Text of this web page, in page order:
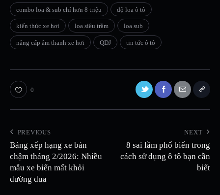
combo loa & sub chỉ hơn 8 triệu độ loa ô tô
kiến thức xe hơi loa siêu trầm loa sub
nâng cấp âm thanh xe hơi QDJ tin tức ô tô
0
PREVIOUS
Bảng xếp hạng xe bán
chậm tháng 2/2026: Nhiều
mẫu xe biến mất khỏi
đường đua
NEXT
8 sai lầm phổ biến trong
cách sử dụng ô tô bạn cần
biết